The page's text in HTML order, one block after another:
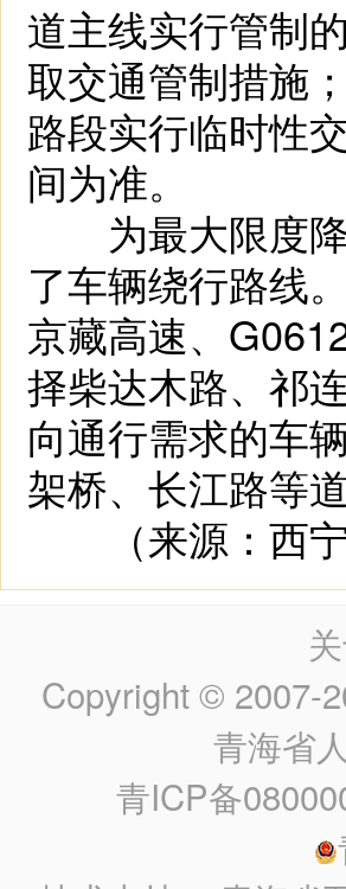
道主线实行管制
取交通管制措施
路段实行临时性
间为准。
为最大限度降
了车辆绕行路线
京藏高速、
择柴达木路、祁
向通行需求的车
架桥、长江路等道
（来源：西宁
Copyright © 2007-
青海省
青ICP备